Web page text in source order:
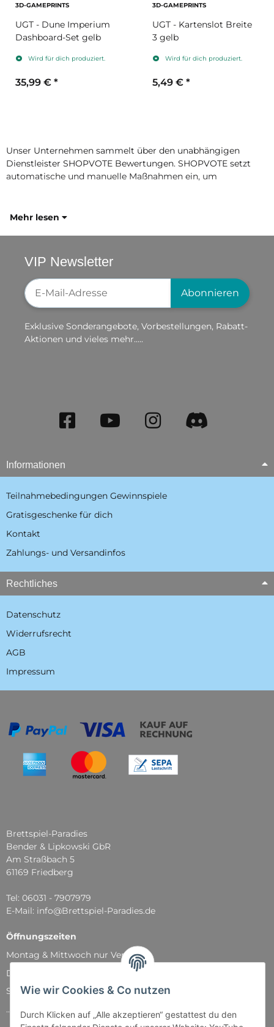
Wie wir Cookies & Co nutzen
Durch Klicken auf „Alle akzeptieren“ gestattest du den
3D-GAMEPRINTS
UGT - Dune Imperium
Dashboard-Set gelb
Wird für dich produziert.
35,99 € *
3D-GAMEPRINTS
UGT - Kartenslot Breite
3 gelb
Wird für dich produziert.
5,49 € *
Unser Unternehmen sammelt über den unabhängigen
Dienstleister SHOPVOTE Bewertungen. SHOPVOTE setzt
automatische und manuelle Maßnahmen ein, um
Mehr lesen
VIP Newsletter
Newsletter-Registrierung
Abonnieren
Exklusive Sonderangebote, Vorbestellungen, Rabatt-
Aktionen und vieles mehr.....
Informationen
Teilnahmebedingungen Gewinnspiele
Gratisgeschenke für dich
Kontakt
Zahlungs- und Versandinfos
Rechtliches
Datenschutz
Widerrufsrecht
AGB
Impressum
Brettspiel-Paradies
Bender & Lipkowski GbR
Am Straßbach 5
61169 Friedberg
Tel: 06031 - 7907979
E-Mail: info@Brettspiel-Paradies.de
Öffnungszeiten
Montag & Mittwoch nur Versand
Dienstag, Donnerstag und Freitag: 11:00 - 18:30 Uhr
Samstag: 11:00 - 14:00 Uhr
...und natürlich während unserer Events